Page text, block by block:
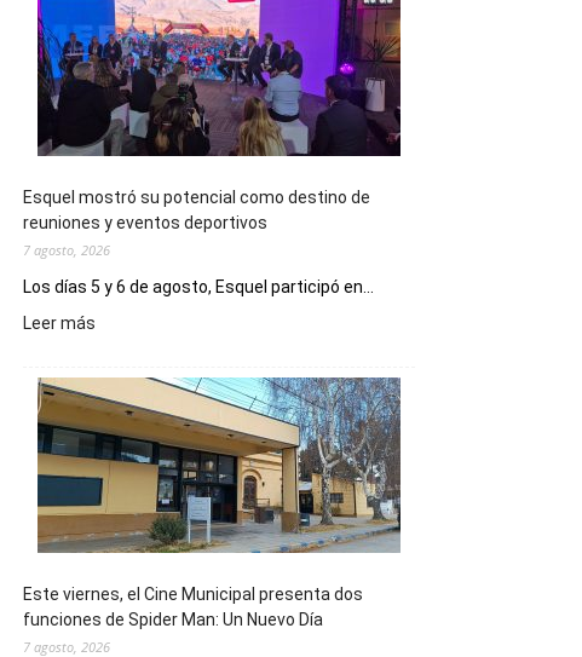
Esquel mostró su potencial como destino de
reuniones y eventos deportivos
7 agosto, 2026
Los días 5 y 6 de agosto, Esquel participó en...
Leer más
su
potencial
como
destino
de
reuniones
y
deportivos
Este viernes, el Cine Municipal presenta dos
funciones de Spider Man: Un Nuevo Día
7 agosto, 2026